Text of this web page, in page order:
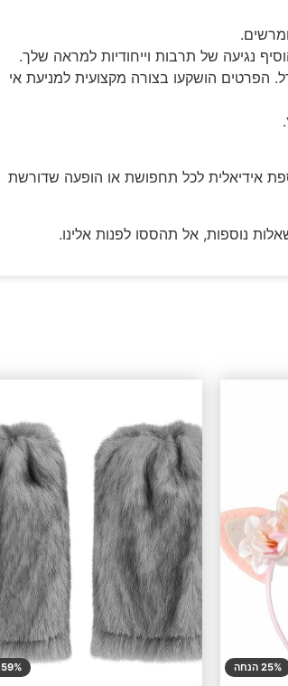
נגיעה של תרבות וייחודיות למראה שלך.
הפרטים הושקעו בצורה מקצועית למניעת אי
אידיאלית לכל תחפושת או הופעה שדורשת
נוספות, אל תהססו לפנות אלינו.
25% הנחה 59% הנחה